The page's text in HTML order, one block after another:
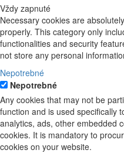
Vždy zapnuté
Necessary cookies are
properly. This category only
functionalities and security
not store any personal
Nepotrebné
Nepotrebné
Any cookies that may not be
function and is used specifically
analytics, ads, other embedded
cookies. It is mandatory to
cookies on your website.